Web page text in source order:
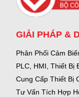
GIẢI PHÁP &
Phân Phối Cảm
PLC, HMI, Thiết Bị
Cung Cấp Thiết Bị
Tư Vấn Tích Hợp